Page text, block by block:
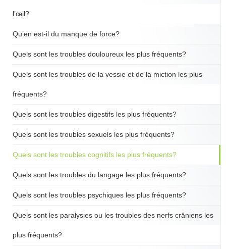
l’œil?
Qu’en est-il du manque de force?
Quels sont les troubles douloureux les plus fréquents?
Quels sont les troubles de la vessie et de la miction les plus
fréquents?
Quels sont les troubles digestifs les plus fréquents?
Quels sont les troubles sexuels les plus fréquents?
Quels sont les troubles cognitifs les plus fréquents?
Quels sont les troubles du langage les plus fréquents?
Quels sont les troubles psychiques les plus fréquents?
Quels sont les paralysies ou les troubles des nerfs crâniens les
plus fréquents?